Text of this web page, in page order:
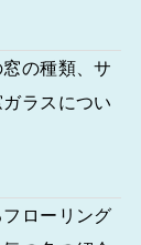
の種類、サ
ラスについ
ローリング